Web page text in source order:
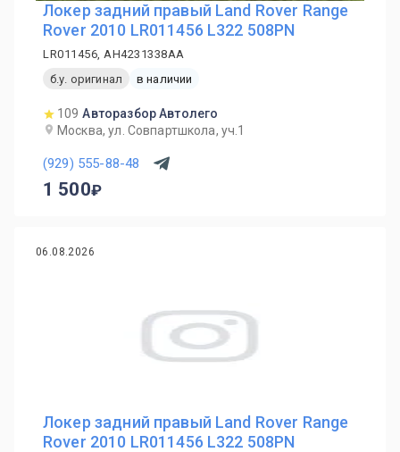
Локер задний правый Land Rover Range
Rover 2010 LR011456 L322 508PN
LR011456, AH4231338AA
б.у. оригинал
в наличии
109 Авторазбор Автолего
Москва, ул. Совпартшкола, уч.1
(929) 555-88-48
1 500
06.08.2026
Локер задний правый Land Rover Range
Rover 2010 LR011456 L322 508PN